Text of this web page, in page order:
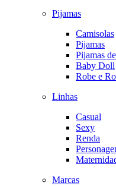
Pijamas
Camisolas
Pijamas
Pijamas
Baby Doll
Robe e
Linhas
Casual
Sexy
Renda
Marcas